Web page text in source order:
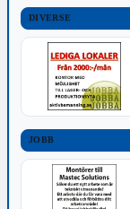
DIVERSE
JOBB